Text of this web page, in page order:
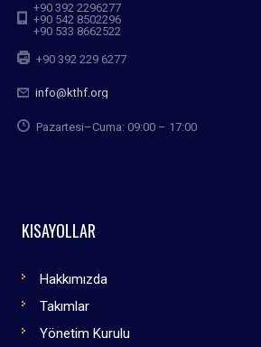
+90 392 2296277
+90 542 8502296
+90 533 8662522
+90 392 229 6277
info@kthf.org
Pazartesi–Cuma: 09:00 – 17:00
KISAYOLLAR
Hakkımızda
Takımlar
Yönetim Kurulu